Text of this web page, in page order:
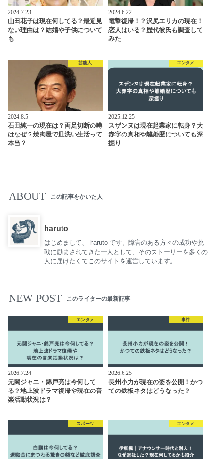
2024.7.23
山田花子は現在何してる？最近見
ない理由は？結婚や子供について
も
2024.6.22
電撃復帰！？沢尻エリカの現在！
恋人はいる？歴代彼氏も調査して
みた
芸能人
2024.8.5
石田純一の現在は？両足切断の噂
はなぜ？焼肉屋で皿洗い生活って
本当？
エンタメ
2025.12.25
スザンヌは現在起業家に転身？大
赤字の真相や離婚歴についても深
掘り
ABOUT この記事をかいた人
haruto
はじめまして、 haruto です。障害のある方々の成功や挑
戦に励まされてきた一人として、そのストーリーを多くの
人に届けたくてこのサイトを運営しています。
NEW POST このライターの最新記事
エンタメ
2026.7.24
元関ジャニ・錦戸亮は今何して
る？地上波ドラマ復帰や現在の音
楽活動状況は？
事件
2026.6.25
長州小力が現在の姿を公開！かつ
ての鉄板ネタはどうなった？
スポーツ エンタメ